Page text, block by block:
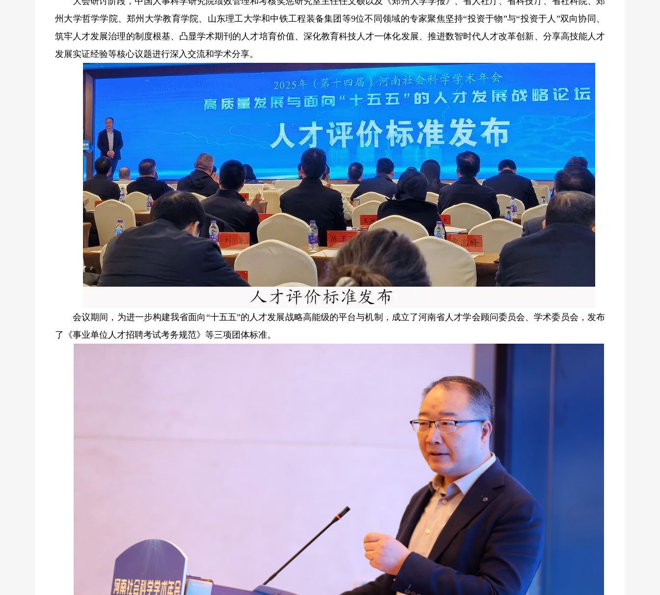
州大学哲学学院、郑州大学教育学院、山东理工大学和中铁工程装备集团等9位不同领域的专家聚焦坚持“投资于物”与“投资于人”双向协同、
筑牢人才发展治理的制度根基、凸显学术期刊的人才培育价值、深化教育科技人才一体化发展、推进数智时代人才改革创新、分享高技能人才
发展实证经验等核心议题进行深入交流和学术分享。
会议期间，为进一步构建我省面向“十五五”的人才发展战略高能级的平台与机制，成立了河南省人才学会顾问委员会、学术委员会，发布
了《事业单位人才招聘考试考务规范》等三项团体标准。